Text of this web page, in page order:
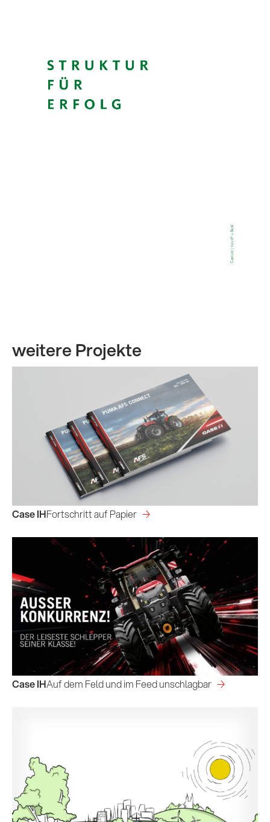
weitere Projekte
Case IHFortschritt auf Papier
Case IHAuf dem Feld und im Feed unschlagbar